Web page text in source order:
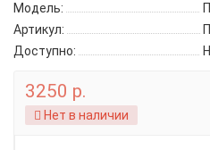
Модель:
Артикул:
Доступно:
3250 р.
Нет в наличии